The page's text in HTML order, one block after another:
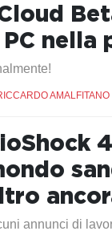
PC nella
AMALFITANO
annunci di